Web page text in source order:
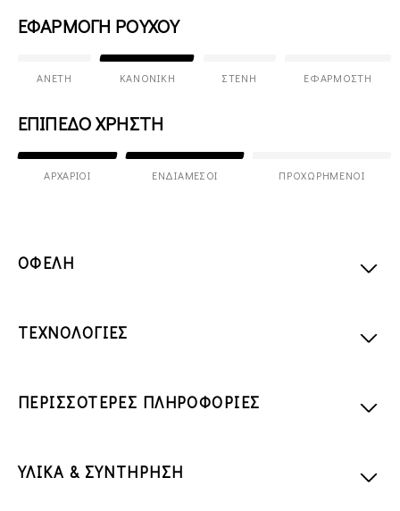
ΕΦΑΡΜΟΓΗ ΡΟΥΧΟΥ
ΆΝΕΤΗ ΚΑΝΟΝΙΚΉ ΣΤΕΝΉ ΕΦΑΡΜΟΣΤΉ
ΕΠΙΠΕΔΟ ΧΡΗΣΤΗ
ΑΡΧΆΡΙΟΙ ΕΝΔΙΆΜΕΣΟΙ ΠΡΟΧΩΡΗΜΈΝΟΙ
ΟΦΕΛΗ
ΤΕΧΝΟΛΟΓΙΕΣ
ΠΕΡΙΣΣΟΤΕΡΕΣ ΠΛΗΡΟΦΟΡΙΕΣ
ΥΛΙΚΑ & ΣΥΝΤΗΡΗΣΗ